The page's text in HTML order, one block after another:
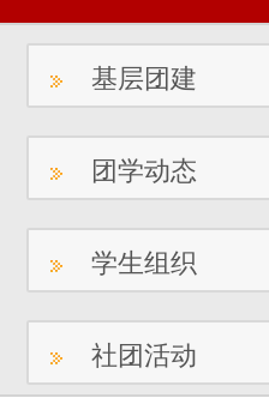
基层团建
团学动态
学生组织
社团活动